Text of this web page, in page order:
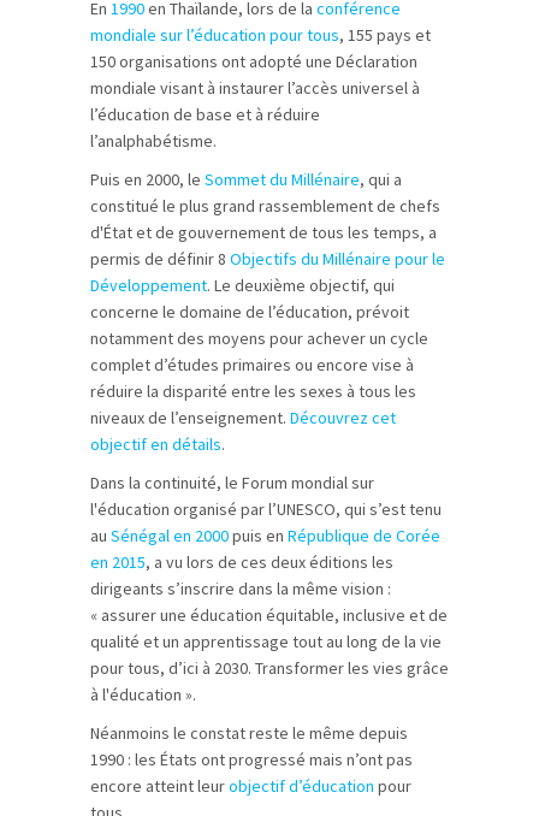
En 1990en Thaïlande, lors de la conférence
mondiale sur l’éducation pour tous, 155 pays et
150 organisations ont adopté une Déclaration
mondiale visant à instaurer l’accès universel à
l’éducation de base et à réduire
l’analphabétisme.
Puis en 2000, le Sommet du Millénaire, qui a
constitué le plus grand rassemblement de chefs
d'État et de gouvernement de tous les temps, a
permis de définir 8 Objectifs du Millénaire pour le
Développement. Le deuxième objectif, qui
concerne le domaine de l’éducation, prévoit
notamment des moyens pour achever un cycle
complet d’études primaires ou encore vise à
réduire la disparité entre les sexes à tous les
niveaux de l’enseignement. Découvrez cet
objectif en détails.
Dans la continuité, le Forum mondial sur
l'éducation organisé par l’UNESCO, qui s’est tenu
au Sénégal en 2000puis en République de Corée
en 2015, a vu lors de ces deux éditions les
dirigeants s’inscrire dans la même vision :
« assurer une éducation équitable, inclusive et de
qualité et un apprentissage tout au long de la vie
pour tous, d’ici à 2030. Transformer les vies grâce
à l'éducation ».
Néanmoins le constat reste le même depuis
1990 : les États ont progressé mais n’ont pas
encore atteint leurobjectif d’éducation pour